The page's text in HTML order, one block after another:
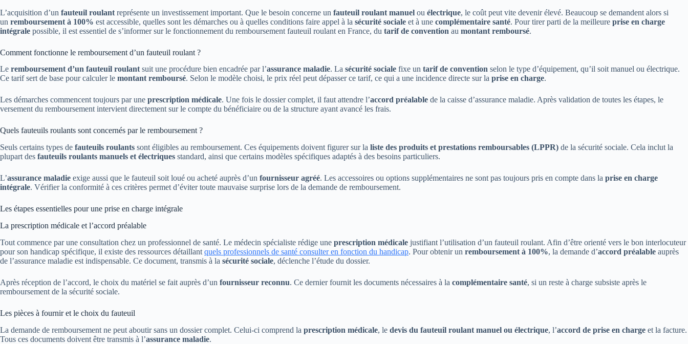
L’acquisition d’un fauteuil roulant représente un investissement important. Que le besoin concerne un fauteuil roulant manuel ou électrique, le coût peut vite devenir élevé. Beaucoup se demandent alors si
un remboursement à 100% est accessible, quelles sont les démarches ou à quelles conditions faire appel à la sécurité sociale et à une complémentaire santé. Pour tirer parti de la meilleure prise en charge
intégrale possible, il est essentiel de s’informer sur le fonctionnement du remboursement fauteuil roulant en France, du tarif de convention au montant remboursé.
Comment fonctionne le remboursement d’un fauteuil roulant ?
Le remboursement d’un fauteuil roulant suit une procédure bien encadrée par l’assurance maladie. La sécurité sociale fixe un tarif de convention selon le type d’équipement, qu’il soit manuel ou électrique.
Ce tarif sert de base pour calculer le montant remboursé. Selon le modèle choisi, le prix réel peut dépasser ce tarif, ce qui a une incidence directe sur la prise en charge.
Les démarches commencent toujours par une prescription médicale. Une fois le dossier complet, il faut attendre l’accord préalable de la caisse d’assurance maladie. Après validation de toutes les étapes, le
versement du remboursement intervient directement sur le compte du bénéficiaire ou de la structure ayant avancé les frais.
Quels fauteuils roulants sont concernés par le remboursement ?
Seuls certains types de fauteuils roulants sont éligibles au remboursement. Ces équipements doivent figurer sur la liste des produits et prestations remboursables (LPPR) de la sécurité sociale. Cela inclut la
plupart des fauteuils roulants manuels et électriques standard, ainsi que certains modèles spécifiques adaptés à des besoins particuliers.
L’assurance maladie exige aussi que le fauteuil soit loué ou acheté auprès d’un fournisseur agréé. Les accessoires ou options supplémentaires ne sont pas toujours pris en compte dans la prise en charge
intégrale. Vérifier la conformité à ces critères permet d’éviter toute mauvaise surprise lors de la demande de remboursement.
Les étapes essentielles pour une prise en charge intégrale
La prescription médicale et l’accord préalable
Tout commence par une consultation chez un professionnel de santé. Le médecin spécialiste rédige une prescription médicale justifiant l’utilisation d’un fauteuil roulant. Afin d’être orienté vers le bon interlocuteur
pour son handicap spécifique, il existe des ressources détaillant quels professionnels de santé consulter en fonction du handicap. Pour obtenir un remboursement à 100%, la demande d’accord préalable auprès
de l’assurance maladie est indispensable. Ce document, transmis à la sécurité sociale, déclenche l’étude du dossier.
Après réception de l’accord, le choix du matériel se fait auprès d’un fournisseur reconnu. Ce dernier fournit les documents nécessaires à la complémentaire santé, si un reste à charge subsiste après le
remboursement de la sécurité sociale.
Les pièces à fournir et le choix du fauteuil
La demande de remboursement ne peut aboutir sans un dossier complet. Celui-ci comprend la prescription médicale, le devis du fauteuil roulant manuel ou électrique, l’accord de prise en charge et la facture.
Tous ces documents doivent être transmis à l’assurance maladie.